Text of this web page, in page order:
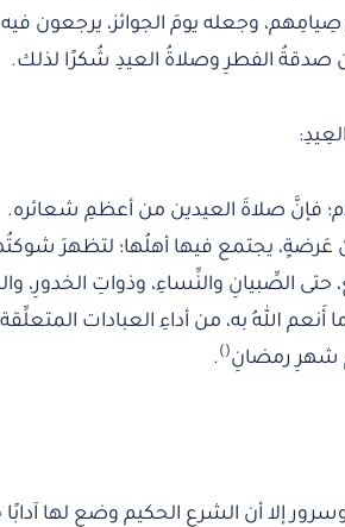
وجعله يومَ الجوائز، يرجعون
صدقةُ الفطرِ وصلاةُ العيدِ شُكرًا لذلك.
فإنَّ صلاةَ العيدين من أعظمِ شعائره.
عَرضةٍ، يجتمع فيها أهلُها؛ لتظهرَ
الصِّبيانِ والنِّساءِ، وذواتِ الخدورِ،
أَنعم اللهُ به، من أداءِ العبادات
شهرِ رمضانِ(
)
.
إلا أن الشرع الحكيم وضع لها